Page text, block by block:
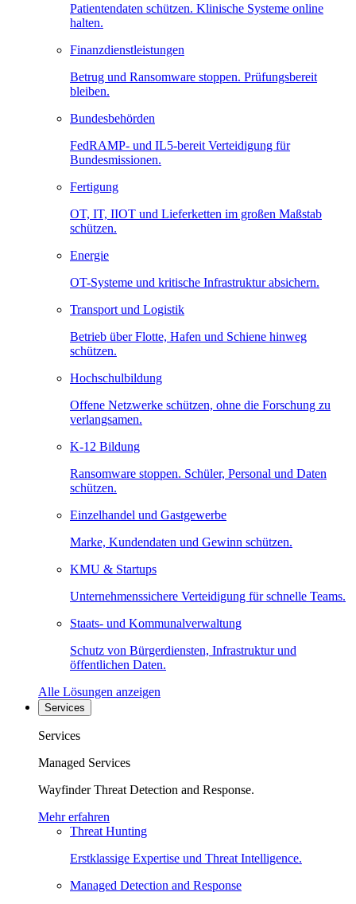
Patientendaten schützen. Klinische Systeme online
halten.
Finanzdienstleistungen
Betrug und Ransomware stoppen. Prüfungsbereit
bleiben.
Bundesbehörden
FedRAMP- und IL5-bereit Verteidigung für
Bundesmissionen.
Fertigung
OT, IT, IIOT und Lieferketten im großen Maßstab
schützen.
Energie
OT-Systeme und kritische Infrastruktur absichern.
Transport und Logistik
Betrieb über Flotte, Hafen und Schiene hinweg
schützen.
Hochschulbildung
Offene Netzwerke schützen, ohne die Forschung zu
verlangsamen.
K-12 Bildung
Ransomware stoppen. Schüler, Personal und Daten
schützen.
Einzelhandel und Gastgewerbe
Marke, Kundendaten und Gewinn schützen.
KMU & Startups
Unternehmenssichere Verteidigung für schnelle Teams.
Staats- und Kommunalverwaltung
Schutz von Bürgerdiensten, Infrastruktur und
öffentlichen Daten.
Alle Lösungen anzeigen
Services
Services
Managed Services
Wayfinder Threat Detection and Response.
Mehr erfahren
Threat Hunting
Erstklassige Expertise und Threat Intelligence.
Managed Detection and Response